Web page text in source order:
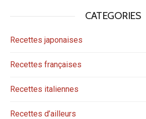
CATEGORIES
Recettes japonaises
Recettes françaises
Recettes italiennes
Recettes d’ailleurs